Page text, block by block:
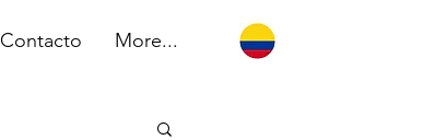
Contacto More...